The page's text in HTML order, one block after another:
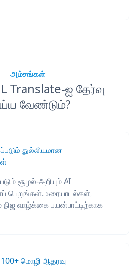
அம்சங்கள்
Translate-ஐ தேர்வு
வேண்டும்?
துல்லியமான
சூழல்-அறியும் AI
பெறுங்கள். உரையாடல்கள்,
வாழ்க்கை பயன்பாட்டிற்காக
100+ மொழி ஆதரவு